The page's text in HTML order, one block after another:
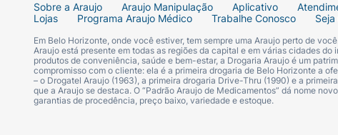
Sobre a Araujo Araujo Manipulação Aplicativo
Lojas
Programa Araujo Médico Trabalhe Conosco
Em Belo Horizonte, onde você estiver, tem sempre uma Araujo perto de
Araujo está presente em todas as regiões da capital e em várias cidades
produtos de conveniência, saúde e bem-estar, a Drogaria Araujo é um
compromisso com o cliente: ela é a primeira drogaria de Belo Horizonte a
– o Drogatel Araujo (1963), a primeira drogaria Drive-Thru (1990) e a
que a Araujo se destaca. O “Padrão Araujo de Medicamentos” dá nome
garantias de procedência, preço baixo, variedade e estoque.